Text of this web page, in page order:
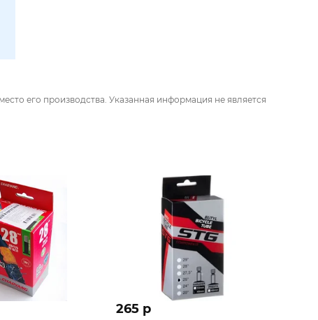
его производства. Указанная информация не является
265 p